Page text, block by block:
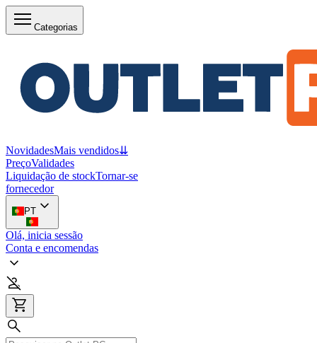
Categorias
NovidadesMais vendidos⇊
PreçoValidades
Liquidação de stockTornar-se
fornecedor
PT
Olá, inicia sessão
Conta e encomendas